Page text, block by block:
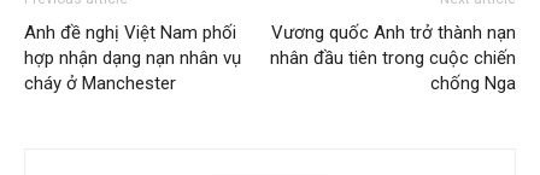
Anh đề nghị Việt Nam phối
hợp nhận dạng nạn nhân vụ
cháy ở Manchester
Vương quốc Anh trở thành nạn
nhân đầu tiên trong cuộc chiến
chống Nga